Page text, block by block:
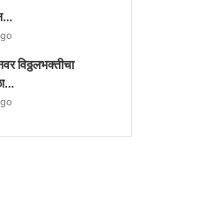
विठ्ठलभक्तीचा